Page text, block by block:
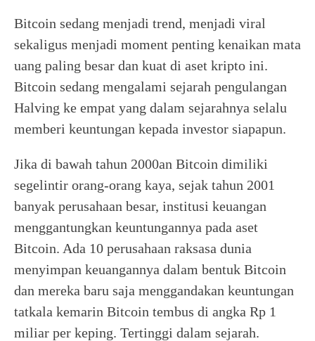
Bitcoin sedang menjadi trend, menjadi viral
sekaligus menjadi moment penting kenaikan mata
uang paling besar dan kuat di aset kripto ini.
Bitcoin sedang mengalami sejarah pengulangan
Halving ke empat yang dalam sejarahnya selalu
memberi keuntungan kepada investor siapapun.
Jika di bawah tahun 2000an Bitcoin dimiliki
segelintir orang-orang kaya, sejak tahun 2001
banyak perusahaan besar, institusi keuangan
menggantungkan keuntungannya pada aset
Bitcoin. Ada 10 perusahaan raksasa dunia
menyimpan keuangannya dalam bentuk Bitcoin
dan mereka baru saja menggandakan keuntungan
tatkala kemarin Bitcoin tembus di angka Rp 1
miliar per keping. Tertinggi dalam sejarah.